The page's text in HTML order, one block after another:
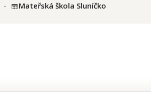
- Mateřská škola Sluníčko